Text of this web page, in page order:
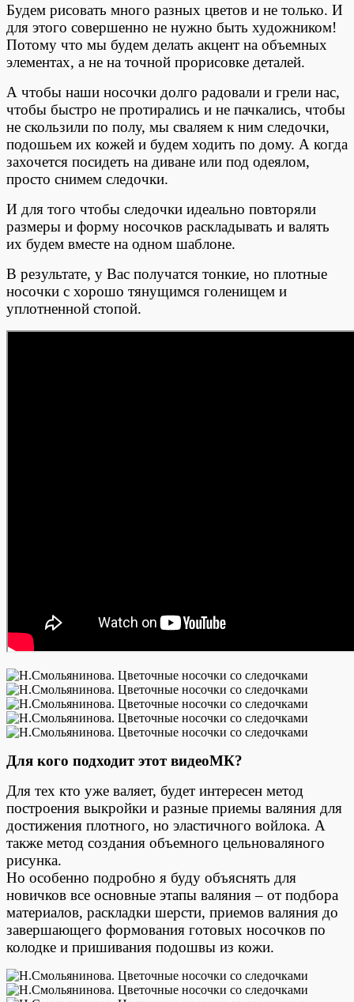
Будем рисовать много разных цветов и не только. И
для этого совершенно не нужно быть художником!
Потому что мы будем делать акцент на объемных
элементах, а не на точной прорисовке деталей.
А чтобы наши носочки долго радовали и грели нас,
чтобы быстро не протирались и не пачкались, чтобы
не скользили по полу, мы сваляем к ним следочки,
подошьем их кожей и будем ходить по дому. А когда
захочется посидеть на диване или под одеялом,
просто снимем следочки.
И для того чтобы следочки идеально повторяли
размеры и форму носочков раскладывать и валять
их будем вместе на одном шаблоне.
В результате, у Вас получатся тонкие, но плотные
носочки с хорошо тянущимся голенищем и
уплотненной стопой.
Для кого подходит этот видеоМК?
Для тех кто уже валяет, будет интересен метод
построения выкройки и разные приемы валяния для
достижения плотного, но эластичного войлока. А
также метод создания объемного цельноваляного
рисунка.
Но особенно подробно я буду объяснять для
новичков все основные этапы валяния – от подбора
материалов, раскладки шерсти, приемов валяния до
завершающего формования готовых носочков по
колодке и пришивания подошвы из кожи.